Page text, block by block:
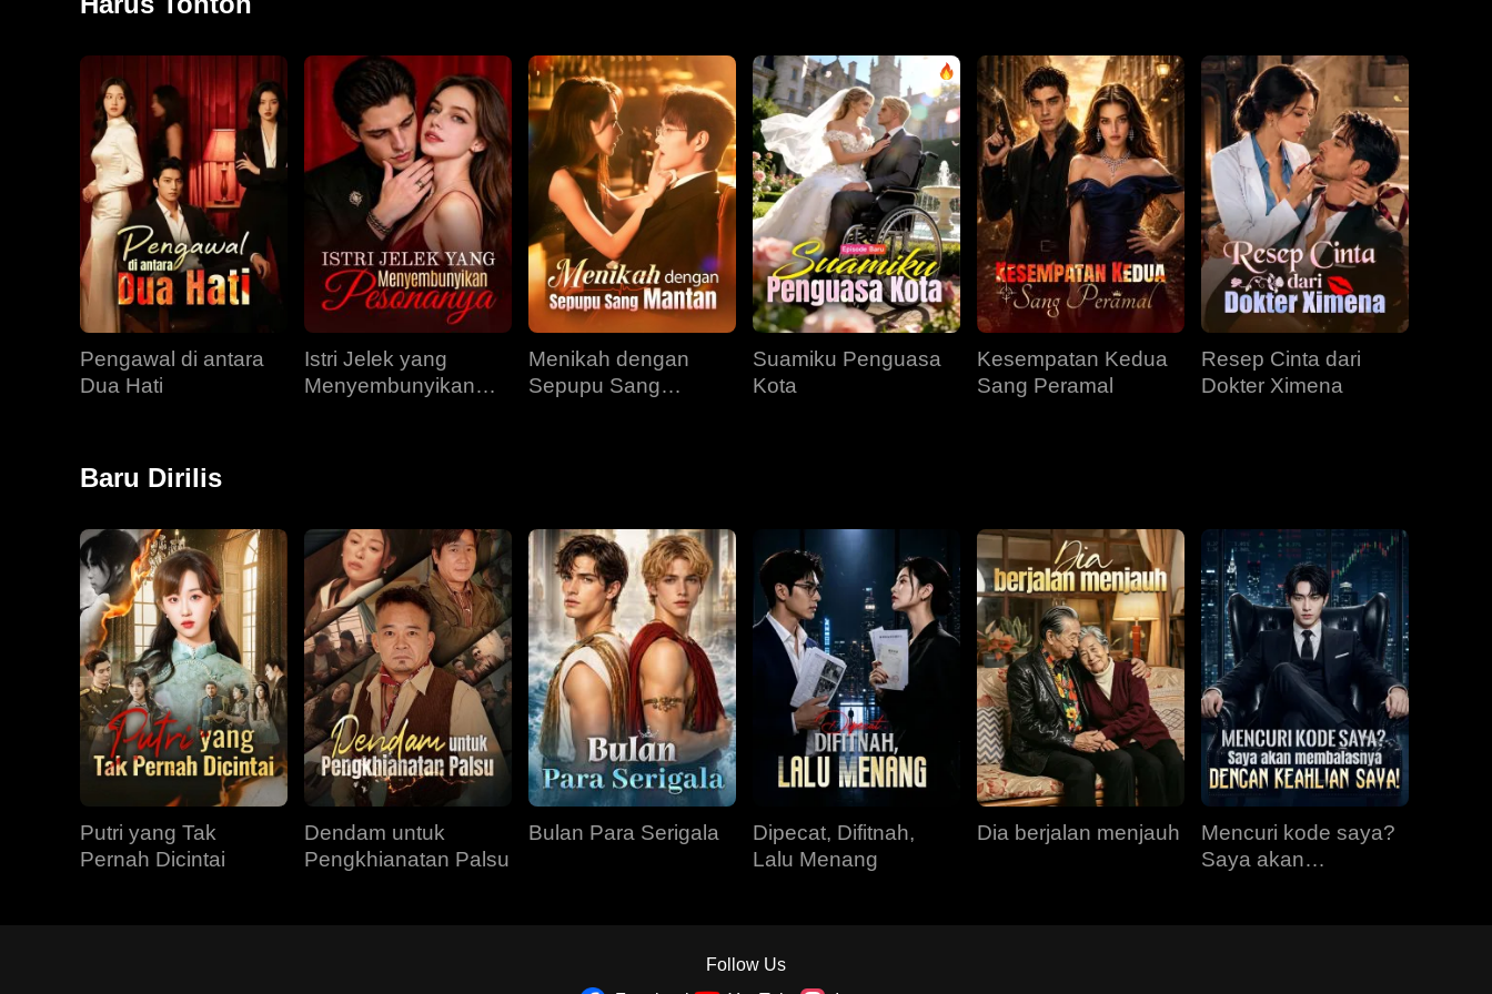
EP 34 EP 35 EP 36
EP 37 EP 38
EP 40
Pengawal di antara
Dua Hati
Istri Jelek yang
Menyembunyikan
Menikah dengan
Sepupu Sang
Suamiku Penguasa
Kota
Kesempatan Kedua
Sang Peramal
Resep Cinta dari
Dokter Ximena
Baru Dirilis
Putri yang Tak
Pernah Dicintai
Dendam untuk
Pengkhianatan Palsu
Bulan Para Serigala
Dipecat, Difitnah,
Lalu Menang
Dia berjalan menjauh
Mencuri kode saya?
Saya akan
Follow Us